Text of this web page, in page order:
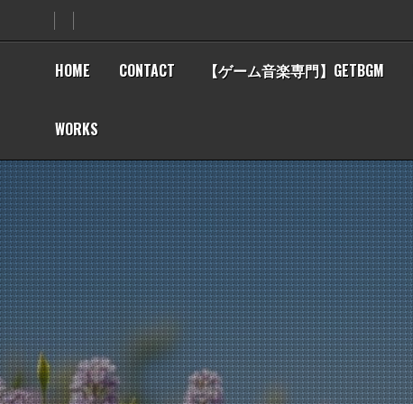
HOME CONTACT 【ゲーム音楽専門】GETBGM
WORKS